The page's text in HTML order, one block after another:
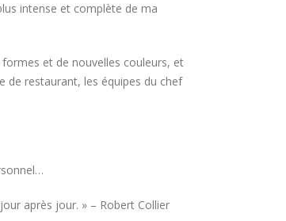
intense et complète de ma
formes et de nouvelles couleurs, et
de restaurant, les équipes du chef
après jour. » – Robert Collier